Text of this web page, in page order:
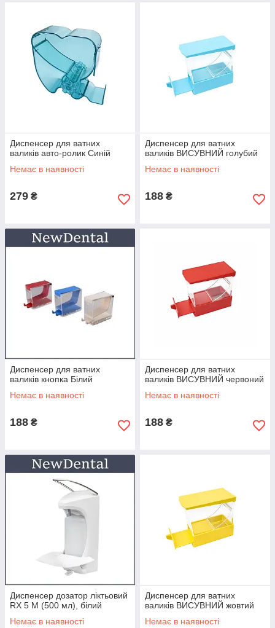
Диспенсер для ватних
валиків авто-ролик Синій
Немає в наявності
279 ₴
Диспенсер для ватних
валиків ВИСУВНИЙ голубий
Немає в наявності
188 ₴
Диспенсер для ватних
валиків кнопка Білий
Немає в наявності
188 ₴
Диспенсер для ватних
валиків ВИСУВНИЙ червоний
Немає в наявності
188 ₴
Диспенсер дозатор ліктьовий
RX 5 M (500 мл), білий
Немає в наявності
Диспенсер для ватних
валиків ВИСУВНИЙ жовтий
Немає в наявності